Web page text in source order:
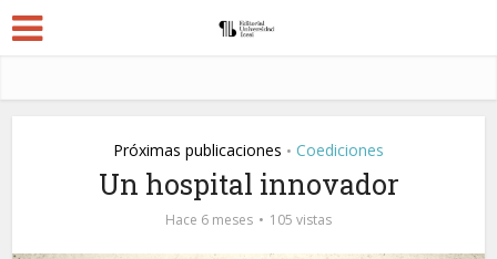
Próximas publicaciones • Coediciones
Un hospital innovador
Hace 6 meses 105 vistas